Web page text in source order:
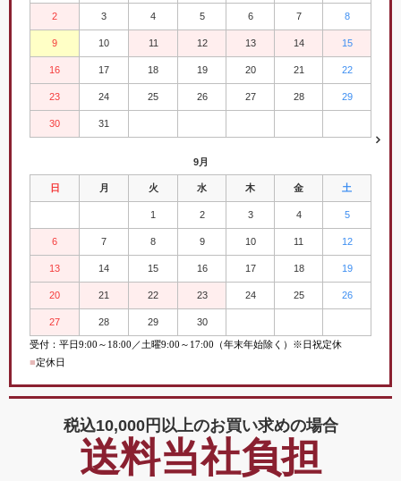
2 3 4 5 6 7 8
9 10 11 12 13 14 15
16 17 18 19 20 21 22
23 24 25 26 27 28 29
30 31
9月
日 月 火 水 木 金 土
1 2 3 4 5
6 7 8 9 10 11 12
13 14 15 16 17 18 19
20 21 22 23 24 25 26
27 28 29 30
受付：平日9:00 ～ 18:00／土曜9:00 ～ 17:00（年末年始除く）※日祝定休
■定休日
税込10,000円以上のお買い求めの場合
送料当社負担